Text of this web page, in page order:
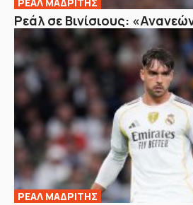
Ρεάλ σε Βινίσιους:
ΡΕΑΛ ΜΑΔΡΙΤΗΣ